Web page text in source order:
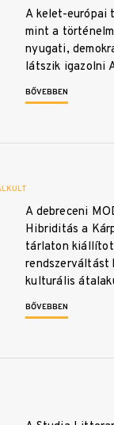
A kelet-európai
mint a
nyugati,
látszik igazolni
BŐVEBBEN
A debreceni
Hibriditás a
tárlaton
rendszerváltást
kulturális
BŐVEBBEN